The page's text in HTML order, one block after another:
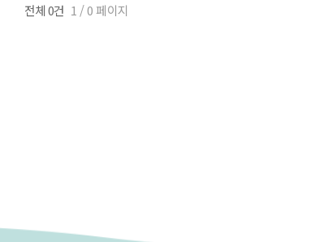
전체 0건 1 / 0 페이지